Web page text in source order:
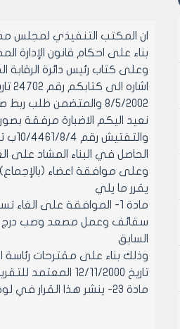
ان المكتب التنفيذي لمجلس
بناء على احكام قانون الإدارة المحلية الصادر
وعلى كتاب رئيس دائرة الرقابة الداخلية رقم 676/ر. د/2000
8/5/2002 والمتضمن طلب ربط صوره عن تقرير الهيئة المركزية للرقابة والتفتيش
الحاصل في البناء المشاد على العقار 4009 منطقه عقاريه
وعلى موافقة اعضاء (بالإجماع) في جلسته
يقرر ما يلي
السابق
وذلك بناء على مقترحات رئاسة
تاريخ 12/11/2000 المعتمد للتقرير 1/م.ع. ج تاريخ 29/1/2000
مادة 23- ينشر هذا القرار في لوحه اعلانات مجلس المدينة ويبلغ من يلزم لتنفيذه اصولا